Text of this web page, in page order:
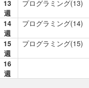
13
週
プログラミング(13)
14
週
プログラミング(14)
15
週
プログラミング(15)
16
週